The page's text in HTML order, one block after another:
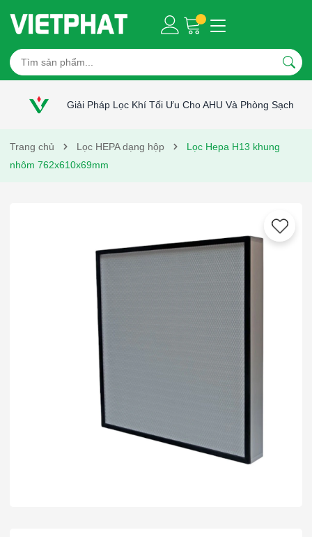
Giải Pháp Lọc Khí Tối Ưu Cho AHU Và Phòng Sạch
Trang chủ Lọc HEPA dạng hộp
Lọc Hepa H13 khung
nhôm 762x610x69mm